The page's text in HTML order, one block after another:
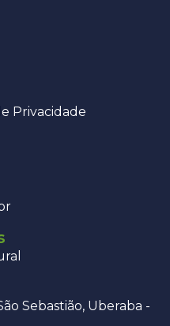
Privacidade
Sebastião, Uberaba -